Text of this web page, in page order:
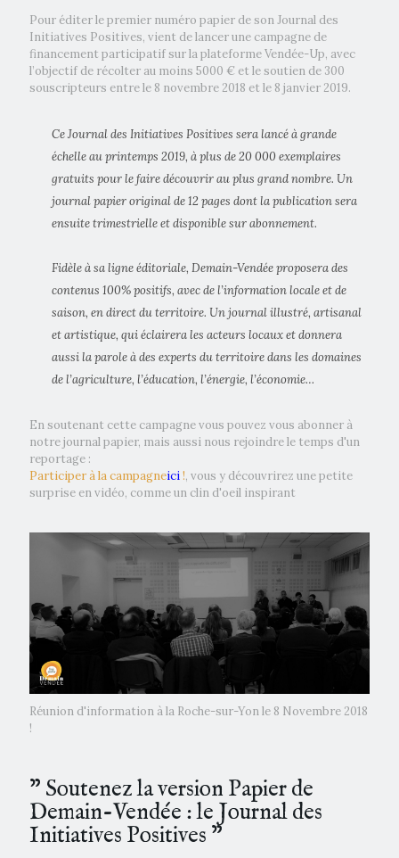
Pour éditer le premier numéro papier de son Journal des
Initiatives Positives, vient de lancer une campagne de
financement participatif sur la plateforme Vendée-Up, avec
l’objectif de récolter au moins 5000 € et le soutien de 300
souscripteurs entre le 8 novembre 2018 et le 8 janvier 2019.
Ce Journal des Initiatives Positives sera lancé à grande
échelle au printemps 2019, à plus de 20 000 exemplaires
gratuits pour le faire découvrir au plus grand nombre. Un
journal papier original de 12 pages dont la publication sera
ensuite trimestrielle et disponible sur abonnement.
Fidèle à sa ligne éditoriale, Demain-Vendée proposera des
contenus 100% positifs, avec de l’information locale et de
saison, en direct du territoire. Un journal illustré, artisanal
et artistique, qui éclairera les acteurs locaux et donnera
aussi la parole à des experts du territoire dans les domaines
de l’agriculture, l’éducation, l’énergie, l’économie…
En soutenant cette campagne vous pouvez vous abonner à
notre journal papier, mais aussi nous rejoindre le temps d'un
reportage :
Participer à la campagneici!, vous y découvrirez une petite
surprise en vidéo, comme un clin d'oeil inspirant
Réunion d'information à la Roche-sur-Yon le 8 Novembre 2018
!
” Soutenez la version Papier de
Demain-Vendée : le Journal des
Initiatives Positives ”